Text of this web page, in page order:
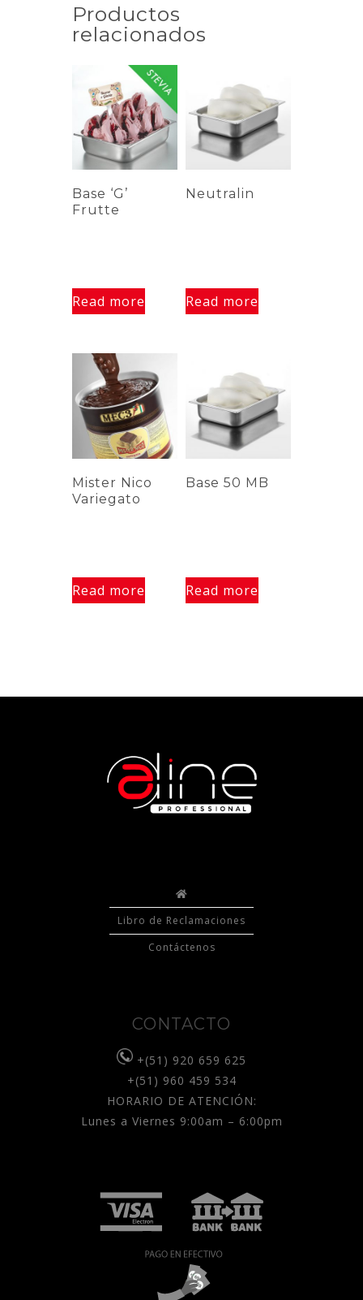
Productos
relacionados
Base ‘G’
Frutte
Read more
Neutralin
Read more
Mister Nico
Variegato
Read more
Base 50 MB
Read more
Libro de Reclamaciones
Contáctenos
CONTACTO
+(51) 920 659 625
+(51) 960 459 534
HORARIO DE ATENCIÓN:
Lunes a Viernes 9:00am – 6:00pm